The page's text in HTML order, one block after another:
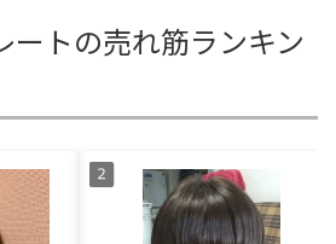
ートの売れ筋ランキン